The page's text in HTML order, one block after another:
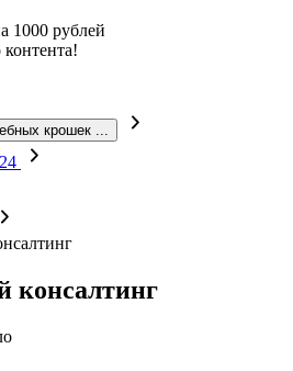
1000 рублей
крошек ...
консалтинг